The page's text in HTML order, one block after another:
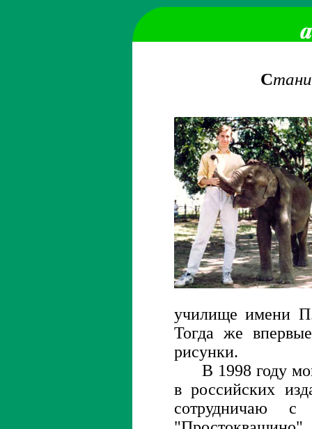
С
училище имени
Тогда же
рисунки.
В 1998 году
в российских
сотрудничаю с